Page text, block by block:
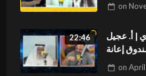
on
22:46
| أ. عجيل
إعانة
المرضى
on